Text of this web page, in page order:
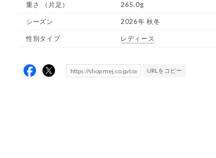
重さ （片足） 265.0g
シーズン 2026年 秋冬
性別タイプ レディース
URLをコピー